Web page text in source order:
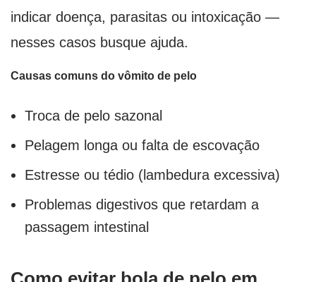
indicar doença, parasitas ou intoxicação —
nesses casos busque ajuda.
Causas comuns do vômito de pelo
Troca de pelo sazonal
Pelagem longa ou falta de escovação
Estresse ou tédio (lambedura excessiva)
Problemas digestivos que retardam a
passagem intestinal